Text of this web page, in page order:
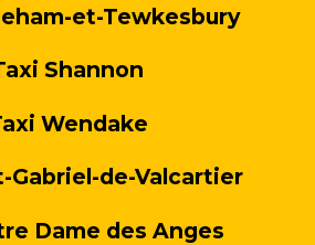
et-Tewkesbury
Shannon
Wendake
Gabriel-de-Valcartier
Dame des Anges